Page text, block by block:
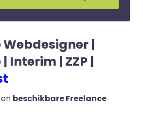
Webdesigner |
Interim | ZZP |
en beschikbare Freelance